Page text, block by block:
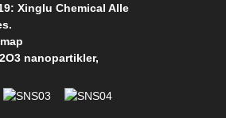
Xinglu Chemical Alle
nanopartikler,